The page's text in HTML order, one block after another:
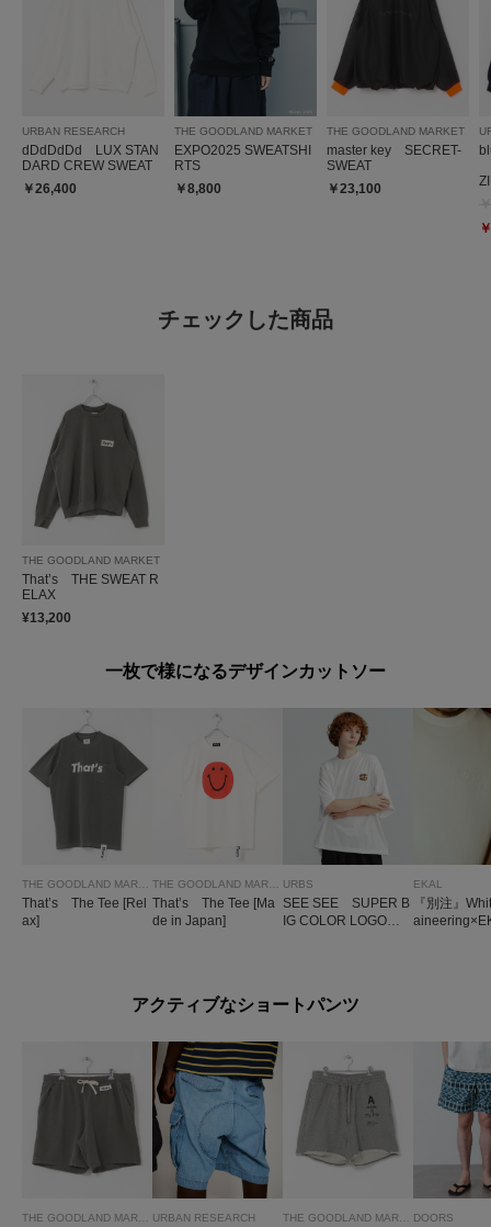
URBAN RESEARCH
dDdDdDd LUX STAN
DARD CREW SWEAT
￥26,400
THE GOODLAND MARKET
EXPO2025 SWEATSHI
RTS
￥8,800
THE GOODLAND MARKET
master key SECRET-
SWEAT
￥23,100
チェックした商品
THE GOODLAND MARKET
That’s THE SWEAT R
ELAX
¥13,200
一枚で様になるデザインカットソー
That’s The Tee [Rel
ax]
That’s The Tee [Ma
de in Japan]
URBS
SEE SEE SUPER B
IG COLOR LOGO T
EKAL
『別注』
アクティブなショートパンツ
URBAN RESEARCH DOORS